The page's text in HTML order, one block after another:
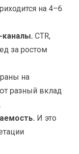
на 4–6
каналы. CTR,
за ростом
на
разный вклад
И это